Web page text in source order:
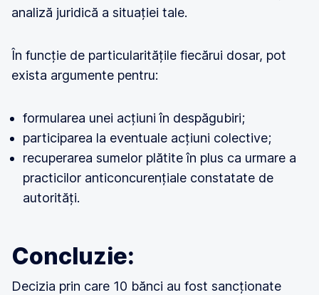
analiză juridică a situației tale.
În funcție de particularitățile fiecărui dosar, pot
exista argumente pentru:
formularea unei acțiuni în despăgubiri;
participarea la eventuale acțiuni colective;
recuperarea sumelor plătite în plus ca urmare a
practicilor anticoncurențiale constatate de
autorități.
Concluzie:
Decizia prin care 10 bănci au fost sancționate